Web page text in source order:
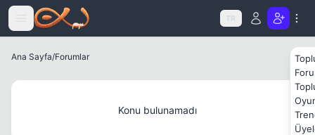
Icerige atla
TR
Ana Sayfa/Forumlar
Konu bulunamadı